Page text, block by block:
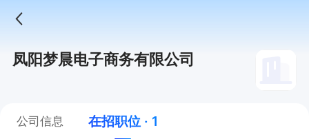
凤阳梦晨电子商务有限公司
公司信息 在招职位 · 1